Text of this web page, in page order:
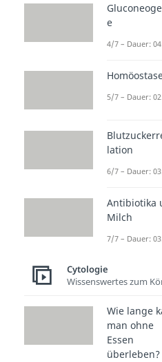
zur
Beliebte
Wie
kann
ohne
Essen
überlebe
Dauer: 04:27
e
4/7 – Dauer:
5/7 – Dauer:
lation
6/7 – Dauer:
Antibiotika
Milch
7/7 – Dauer:
Cytologie
Wissenswertes zum
Wie lange
man ohne
Essen
überleben?